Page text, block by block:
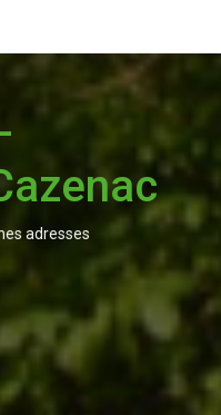
adresses